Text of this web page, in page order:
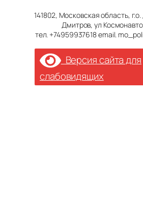
141802, Московская область,
Дмитров, ул
тел. +74959937618 email.
Версия сайта для
слабовидящих